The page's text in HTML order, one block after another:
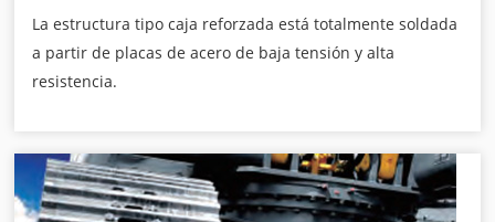
La estructura tipo caja reforzada está totalmente soldada
a partir de placas de acero de baja tensión y alta
resistencia.